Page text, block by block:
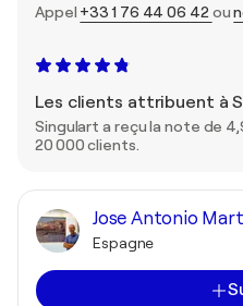
Appel +33 1 76 44 06 42 ou
Les clients attribuent à
Singulart a reçu la note de
20 000 clients.
Jose Antonio
Espagne